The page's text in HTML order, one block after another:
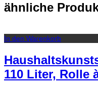
ähnliche
In den Warenkorb
110 Liter, Rolle